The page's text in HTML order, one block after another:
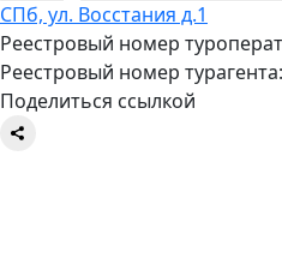
СПб, ул. Восстания д.1
Реестровый номер
Реестровый номер
Поделиться ссылкой